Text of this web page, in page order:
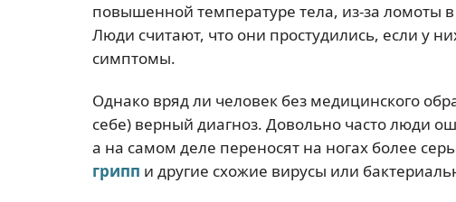
повышенной температуре тела, из-за ломоты
Люди считают, что они простудились, если у
симптомы.
Однако вряд ли человек без медицинского
себе) верный диагноз. Довольно часто люди
а на самом деле переносят на ногах более
грипп и другие схожие вирусы или